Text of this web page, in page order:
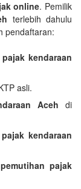
online. Pemilik
terlebih dahulu
pendaftaran:
kendaraan
asli.
Aceh di
pajak kendaraan
pemutihan pajak